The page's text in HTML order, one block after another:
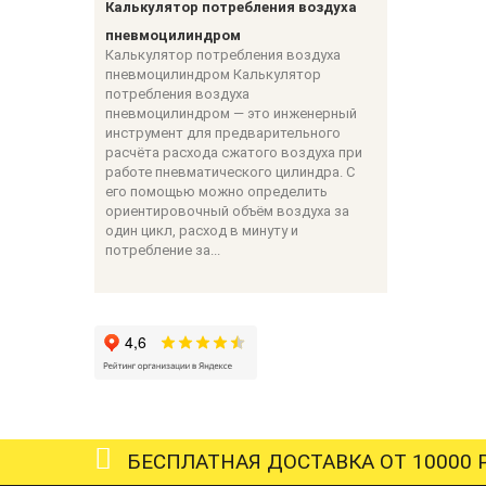
Калькулятор потребления воздуха
пневмоцилиндром
Калькулятор потребления воздуха
пневмоцилиндром Калькулятор
потребления воздуха
пневмоцилиндром — это инженерный
инструмент для предварительного
расчёта расхода сжатого воздуха при
работе пневматического цилиндра. С
его помощью можно определить
ориентировочный объём воздуха за
один цикл, расход в минуту и
потребление за...
БЕСПЛАТНАЯ ДОСТАВКА ОТ 10000